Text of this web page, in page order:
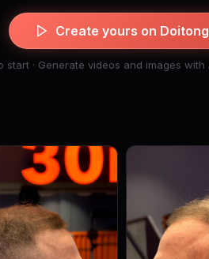
Create yours on Doitong
start · Generate videos and images with